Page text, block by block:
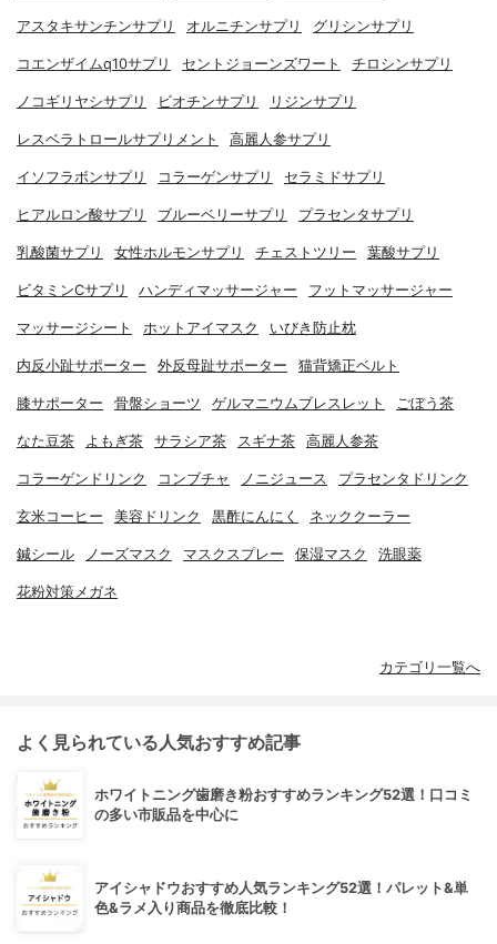
アスタキサンチンサプリ オルニチンサプリ グリシンサプリ
コエンザイムq10サプリ セントジョーンズワート チロシンサプリ
ノコギリヤシサプリ ビオチンサプリ リジンサプリ
レスベラトロールサプリメント 高麗人参サプリ
イソフラボンサプリ コラーゲンサプリ セラミドサプリ
ヒアルロン酸サプリ ブルーベリーサプリ プラセンタサプリ
乳酸菌サプリ 女性ホルモンサプリ チェストツリー 葉酸サプリ
ビタミンCサプリ ハンディマッサージャー フットマッサージャー
マッサージシート ホットアイマスク いびき防止枕
内反小趾サポーター 外反母趾サポーター 猫背矯正ベルト
膝サポーター 骨盤ショーツ ゲルマニウムブレスレット ごぼう茶
なた豆茶 よもぎ茶 サラシア茶 スギナ茶 高麗人参茶
コラーゲンドリンク コンブチャ ノニジュース プラセンタドリンク
玄米コーヒー 美容ドリンク 黒酢にんにく ネッククーラー
鍼シール ノーズマスク マスクスプレー 保湿マスク 洗眼薬
花粉対策メガネ
カテゴリ一覧へ
よく見られている人気おすすめ記事
ホワイトニング歯磨き粉おすすめランキング52選！口コミ
の多い市販品を中心に
アイシャドウおすすめ人気ランキング52選！パレット&単
色&ラメ入り商品を徹底比較！